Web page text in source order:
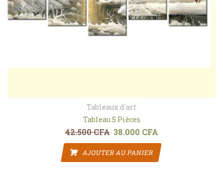
Tableaux d'art
Tableau 5 Pièces
42.500CFA Le prix initial était : 42.500 CFA.
38.000 CFA
AJOUTER AU PANIER